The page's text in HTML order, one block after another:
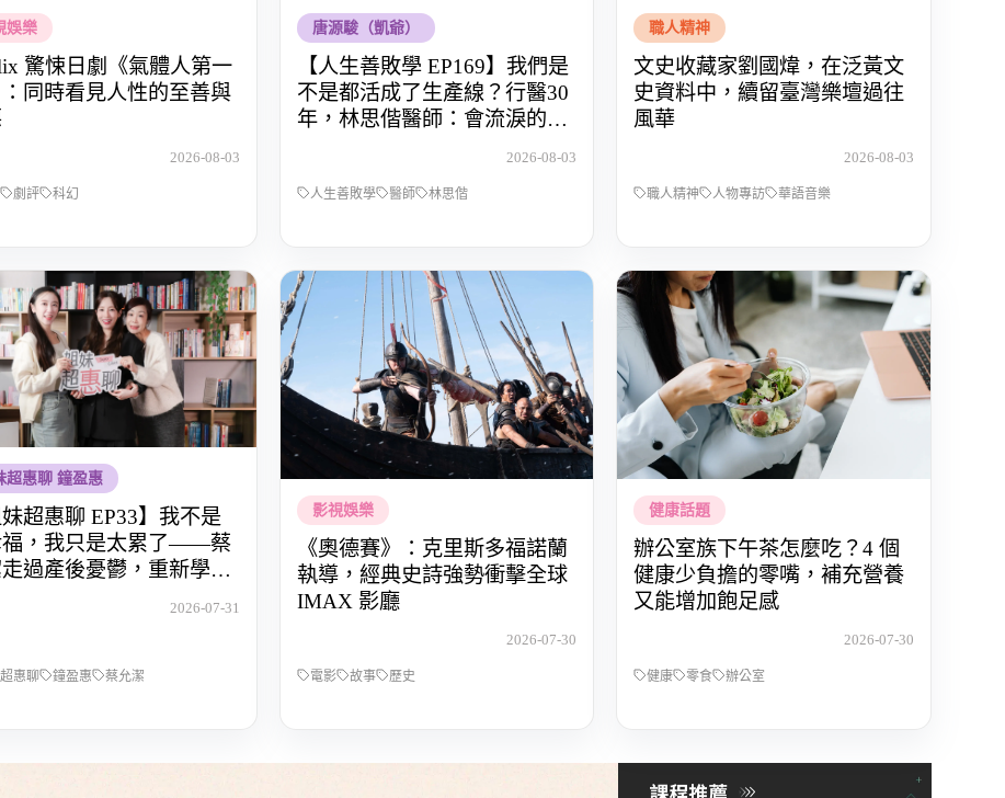
娛樂
驚悚日劇《氣體人第一
同時看見人性的至善與
2026-08-03
劇評 科幻
唐源駿（凱爺）
【人生善敗學 EP169】我們是
不是都活成了生產線？行醫30
年，林思偕醫師：會流淚的醫
2026-08-03
人生善敗學 醫師 林思偕
職人精神
文史收藏家劉國煒，在泛黃文
史資料中，續留臺灣樂壇過往
風華
2026-08-03
職人精神 人物專訪 華語音樂
超惠聊 鐘盈惠
妹超惠聊 EP33】我不是
福，我只是太累了——蔡
過產後憂鬱，重新學會
2026-07-31
惠聊 鐘盈惠 蔡允潔
影視娛樂
《奧德賽》：克里斯多福諾蘭
執導，經典史詩強勢衝擊全球
IMAX 影廳
2026-07-30
電影 故事 歷史
健康話題
辦公室族下午茶怎麼吃？4 個
健康少負擔的零嘴，補充營養
又能增加飽足感
2026-07-30
健康 零食 辦公室